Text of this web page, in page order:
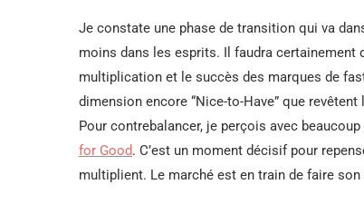
Je constate une phase de transition qui va
moins dans les esprits. Il faudra certainement
multiplication et le succès des marques de
dimension encore “Nice-to-Have” que
Pour contrebalancer, je perçois avec
for Good. C’est un moment décisif pour
multiplient. Le marché est en train de faire